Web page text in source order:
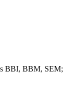
BBI, BBM, SEM;